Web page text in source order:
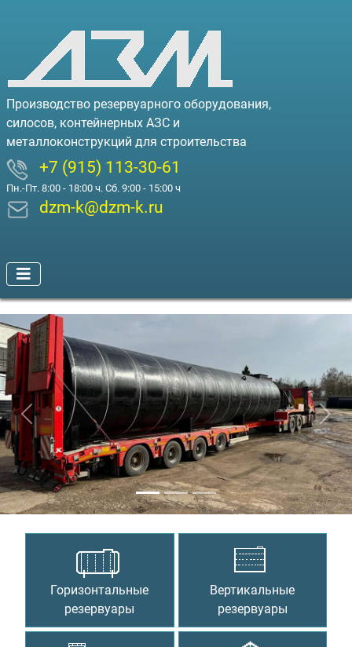
Производство резервуарного оборудования,
силосов, контейнерных АЗС и
металлоконструкций для строительства
+7 (915) 113-30-61
Пн.-Пт. 8:00 - 18:00 ч. Сб. 9:00 - 15:00 ч
dzm-k@dzm-k.ru
Предыдущий
Горизонтальные
резервуары
Вертикальные
резервуары